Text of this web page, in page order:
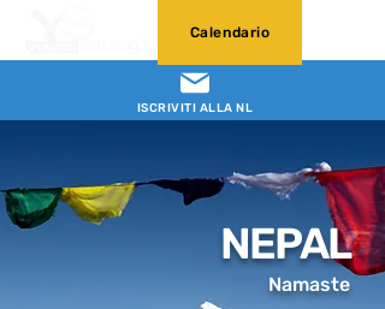
ISCRIVITI ALLA NL
Calendario
NEPAL
Namaste